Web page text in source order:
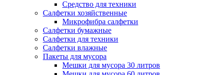
Средство для техники
Салфетки хозяйственные
Микрофибра салфетки
Салфетки бумажные
Салфетки для техники
Салфетки влажные
Пакеты для мусора
Мешки для мусора 30 литров